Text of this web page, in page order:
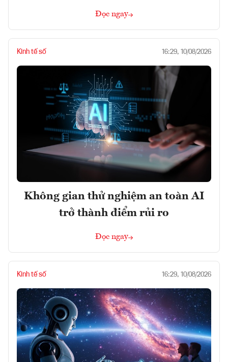
Đọc ngay
Kinh tế số 16:29, 10/08/2026
Không gian thử nghiệm an toàn AI
trở thành điểm rủi ro
Đọc ngay
Kinh tế số 16:29, 10/08/2026